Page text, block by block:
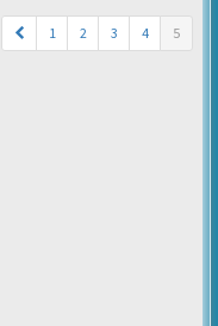
1 2 3 4 5